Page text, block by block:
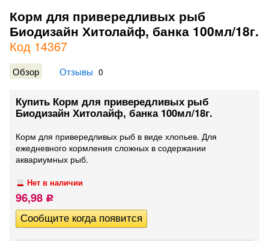
Корм для привередливых рыб
Биодизайн Хитолайф, банка 100мл/18г.
Код 14367
Обзор Отзывы 0
Купить Корм для привередливых рыб
Биодизайн Хитолайф, банка 100мл/18г.
Корм для привередливых рыб в виде хлопьев. Для
ежедневного кормления сложных в содержании
аквариумных рыб.
Нет в наличии
96,98 Р